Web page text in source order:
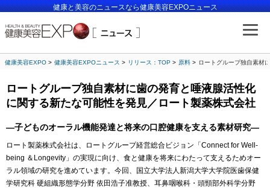
健康と美容のニュースなら健康美容EXPOニュース
健康美容EXPO 健康美容EXPOニュース リリース：TOP 原料 ロートグループ独自素材
ロートグループ独自素材に歯の発育と唾液腺活性化
に関する新たな可能性を発見／ロート製薬株式会社
―子どものオーラル機能発達と将来の口腔健康を支える素材研究―
ロート製薬株式会社は、ロートグループ経営総合ビジョン「Connect for Well-
being ＆Longevity」の実現に向け、食と健康を将来にわたって支えるためオー
ラル領域の研究を進めています。今回、国立大学法人新潟大学大学院医歯保健
学研究科 硬組織形態学分野 依田浩子准教授、耳鼻咽喉科・頭頸部外科学分野